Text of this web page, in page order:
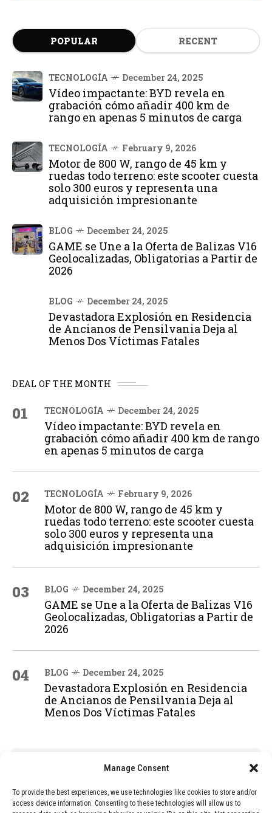
Manage Consent
To provide the best experiences, we use technologies like cookies to store and/or
access device information. Consenting to these technologies will allow us to
POPULAR RECENT
TECNOLOGÍA December 24, 2025
Vídeo impactante: BYD revela en
grabación cómo añadir 400 km de
rango en apenas 5 minutos de carga
TECNOLOGÍA February 9, 2026
Motor de 800 W, rango de 45 km y
ruedas todo terreno: este scooter cuesta
solo 300 euros y representa una
adquisición impresionante
BLOG December 24, 2025
GAME se Une a la Oferta de Balizas V16
Geolocalizadas, Obligatorias a Partir de
2026
BLOG December 24, 2025
Devastadora Explosión en Residencia
de Ancianos de Pensilvania Deja al
Menos Dos Víctimas Fatales
DEAL OF THE MONTH
01 TECNOLOGÍA December 24, 2025
Vídeo impactante: BYD revela en
grabación cómo añadir 400 km de rango
en apenas 5 minutos de carga
02 TECNOLOGÍA February 9, 2026
Motor de 800 W, rango de 45 km y
ruedas todo terreno: este scooter cuesta
solo 300 euros y representa una
adquisición impresionante
03 BLOG December 24, 2025
GAME se Une a la Oferta de Balizas V16
Geolocalizadas, Obligatorias a Partir de
2026
04 BLOG December 24, 2025
Devastadora Explosión en Residencia
de Ancianos de Pensilvania Deja al
Menos Dos Víctimas Fatales